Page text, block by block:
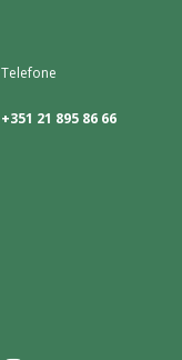
Telefone
+351 21 895 86 66